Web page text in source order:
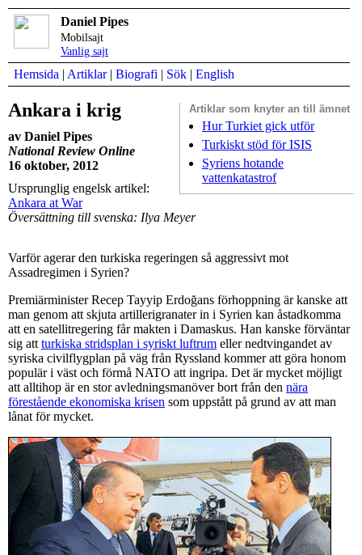
Daniel Pipes
Mobilsajt
Vanlig sajt
Hemsida | Artiklar| Biografi | Sök | English
Artiklar som knyter an till ämnet
Hur Turkiet gick utför
Turkiskt stöd för ISIS
Syriens hotande
vattenkatastrof
Ankara i krig
av Daniel Pipes
National Review Online
16 oktober, 2012
Ursprunglig engelsk artikel:
Ankara at War
Översättning till svenska: Ilya Meyer
Varför agerar den turkiska regeringen så aggressivt mot
Assadregimen i Syrien?
Premiärminister Recep Tayyip Erdoğans förhoppning är kanske att
man genom att skjuta artillerigranater in i Syrien kan åstadkomma
att en satellitregering får makten i Damaskus. Han kanske förväntar
sig att turkiska stridsplan i syriskt luftrum eller nedtvingandet av
syriska civilflygplan på väg från Ryssland kommer att göra honom
populär i väst och förmå NATO att ingripa. Det är mycket möjligt
att alltihop är en stor avledningsmanöver bort från den nära
förestående ekonomiska krisen som uppstått på grund av att man
lånat för mycket.